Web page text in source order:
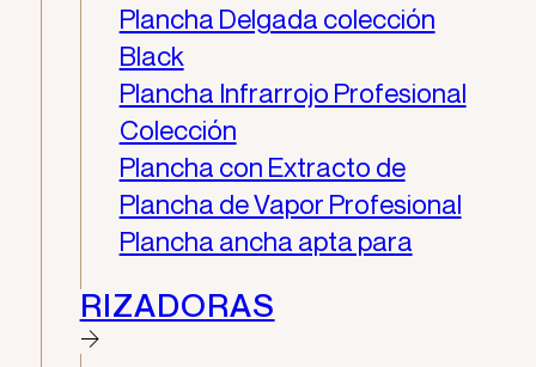
Plancha Delgada colección
Black
Plancha Infrarrojo Profesional
Colección
Plancha con Extracto de
Plancha de Vapor Profesional
Plancha ancha apta para
RIZADORAS